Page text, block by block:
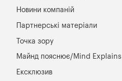
Новини компаній
Партнерські матеріали
Точка зору
Майнд пояснює/Mind Explains
Ексклюзив